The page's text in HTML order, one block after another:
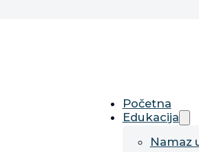
Početna
Edukacija
Namaz